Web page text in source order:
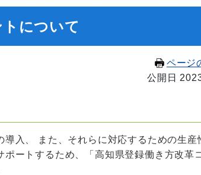
について
ページ
公開日
入、 また、それらに対応するための生産
ートするため、「高知県登録働き方改革